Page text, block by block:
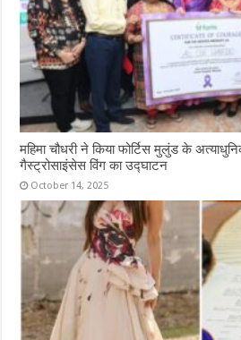
महिमा चौधरी ने किया फोर्टिस मुलुंड के
गैस्ट्रोसाइंसेस विंग का उद्घाटन
October 14, 2025